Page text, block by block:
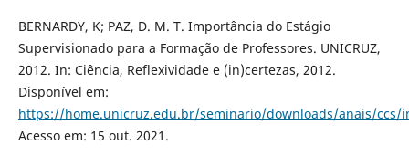
BERNARDY, K; PAZ, D. M. T. Importância do Estágio
Supervisionado para a Formação de Professores. UNICRUZ,
2012. In: Ciência, Reflexividade e (in)certezas, 2012.
Disponível em:
https://home.unicruz.edu.br/seminario/downloads/anais/ccs/
Acesso em: 15 out. 2021.